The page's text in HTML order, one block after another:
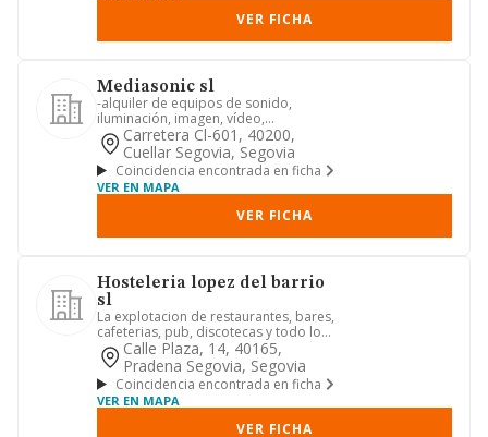
VER FICHA
Mediasonic sl
-alquiler de equipos de sonido,
iluminación, imagen, vídeo,
audiovisuales, interactivos, informátic...
Carretera Cl-601, 40200,
Cuellar Segovia, Segovia
Coincidencia encontrada en ficha
VER EN MAPA
VER FICHA
Hosteleria lopez del barrio
sl
La explotacion de restaurantes, bares,
cafeterias, pub, discotecas y todo lo
relacionado con la hos...
Calle Plaza, 14, 40165,
Pradena Segovia, Segovia
Coincidencia encontrada en ficha
VER EN MAPA
VER FICHA